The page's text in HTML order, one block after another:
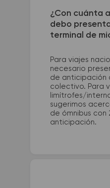
¿Con cuánta
debo
terminal de
Para viajes
necesario
de anticipación
colectivo. Para
limítrofes/
sugerimos
de ómnibus con
anticipación.